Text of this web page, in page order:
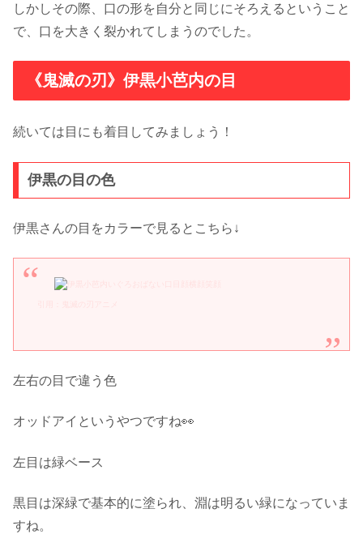
しかしその際、口の形を自分と同じにそろえるということ
で、口を大きく裂かれてしまうのでした。
《鬼滅の刃》伊黒小芭内の目
続いては目にも着目してみましょう！
伊黒の目の色
伊黒さんの目をカラーで見るとこちら↓
左右の目で違う色
オッドアイというやつですね👀
左目は緑ベース
黒目は深緑で基本的に塗られ、淵は明るい緑になっていま
すね。